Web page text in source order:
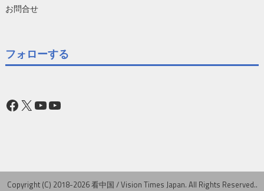
お問合せ
フォローする
Facebook
X YouTube
YouTube
Copyright (C) 2018-2026 看中国 / Vision Times Japan. All Rights Reserved..